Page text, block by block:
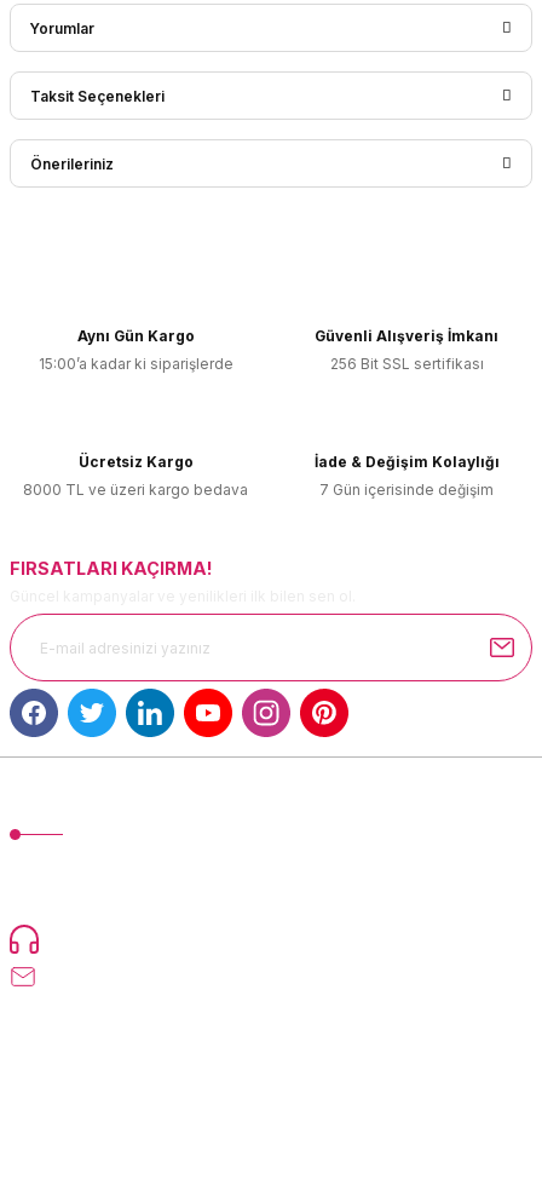
Yorumlar
Bu ürüne ilk yorumu siz yapın!
Taksit Seçenekleri
Önerileriniz
Ürün resmi kalitesiz, bozuk veya görüntülenemiyor.
Ürün fiyatı diğer sitelerden daha pahalı.
Bu ürüne benzer farklı alternatifler olmalı.
Aynı Gün Kargo
15:00’a kadar ki siparişlerde
Güvenli Alışveriş İmkanı
256 Bit SSL sertifikası
Ücretsiz Kargo
8000 TL ve üzeri kargo bedava
İade & Değişim Kolaylığı
7 Gün içerisinde değişim
FIRSATLARI KAÇIRMA!